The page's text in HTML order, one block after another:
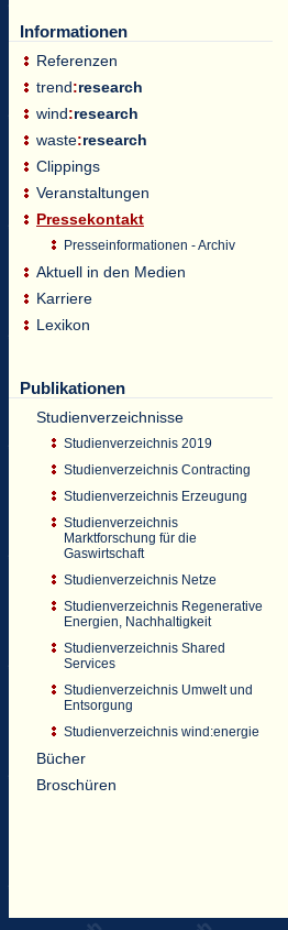
Informationen
Referenzen
trend:research
wind:research
waste:research
Clippings
Veranstaltungen
Pressekontakt
Presseinformationen - Archiv
Aktuell in den Medien
Karriere
Lexikon
Publikationen
Studienverzeichnisse
Studienverzeichnis 2019
Studienverzeichnis Contracting
Studienverzeichnis Erzeugung
Studienverzeichnis
Marktforschung für die
Gaswirtschaft
Studienverzeichnis Netze
Studienverzeichnis Regenerative
Energien, Nachhaltigkeit
Studienverzeichnis Shared
Services
Studienverzeichnis Umwelt und
Entsorgung
Studienverzeichnis wind:energie
Bücher
Broschüren